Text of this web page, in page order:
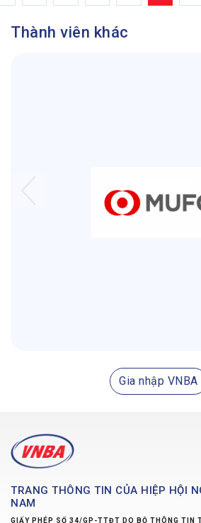
Thành viên khác
Gia nhập VNBA
TRANG THÔNG TIN CỦA HIỆP HỘI
NAM
GIẤY PHÉP SỐ 34/GP-TTĐT DO BỘ THÔNG TIN